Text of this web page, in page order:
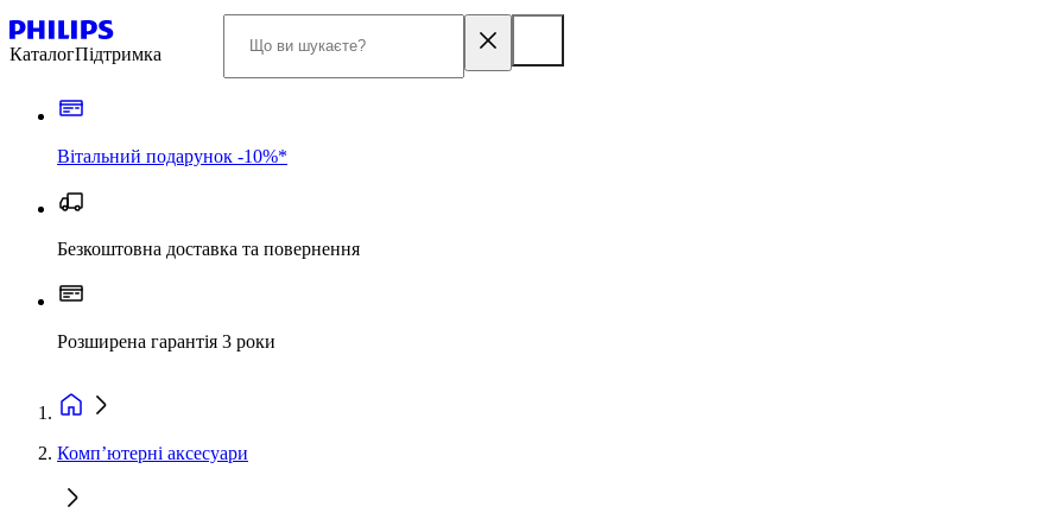
КаталогПідтримка
Вітальний подарунок -10%*
Безкоштовна доставка та повернення
Розширена гарантія 3 роки
Комп’ютерні аксесуари